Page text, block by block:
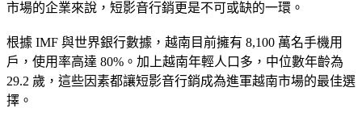
市場的企業來說，短影音行銷更是不可或缺的一環。
根據 IMF 與世界銀行數據，越南目前擁有 8,100 萬名手機用
戶，使用率高達 80%。加上越南年輕人口多，中位數年齡為
29.2 歲，這些因素都讓短影音行銷成為進軍越南市場的最佳選
擇。